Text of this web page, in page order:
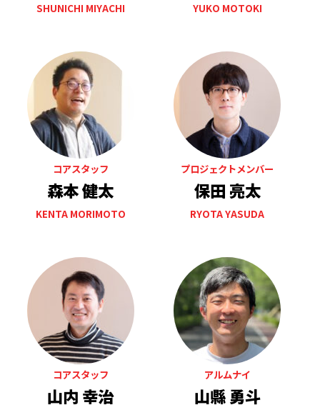
SHUNICHI MIYACHI YUKO MOTOKI
コアスタッフ
森本 健太
KENTA MORIMOTO
プロジェクトメンバー
保田 亮太
RYOTA YASUDA
コアスタッフ
山内 幸治
アルムナイ
山縣 勇斗